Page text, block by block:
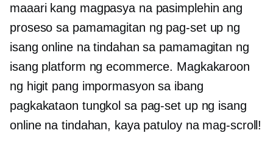
maaari kang magpasya na pasimplehin ang
proseso sa pamamagitan ng pag-set up ng
isang online na tindahan sa pamamagitan ng
isang platform ng ecommerce. Magkakaroon
ng higit pang impormasyon sa ibang
pagkakataon tungkol sa pag-set up ng isang
online na tindahan, kaya patuloy na mag-scroll!